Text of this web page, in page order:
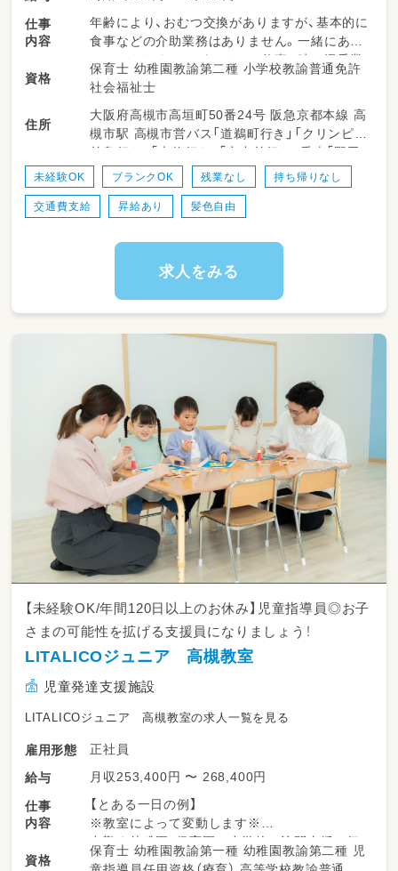
仕事
内容
年齢により、おむつ交換がありますが、基本的に
食事などの介助業務はありません。一緒にあそ
んでいただくことがメインの仕事。時々添乗業
務。
資格
保育士 幼稚園教諭第二種 小学校教諭普通免許
社会福祉士
住所
大阪府高槻市高垣町50番24号 阪急京都本線 高
槻市駅 高槻市営バス「道鵜町行き」「クリンピア
前島行き」「上牧行き」「六中前行き」乗車「野田」
バス停下車徒歩5分 「安満遺跡公園経由前島行
き」乗車「高垣町」バス停下車徒歩5分
未経験OK ブランクOK 残業なし 持ち帰りなし
交通費支給 昇給あり 髪色自由
求人をみる
【未経験OK/年間120日以上のお休み】児童指導員◎お子
さまの可能性を拡げる支援員になりましょう！
LITALICOジュニア 高槻教室
児童発達支援施設
LITALICOジュニア 高槻教室の求人一覧を見る
雇用形態
正社員
給与
月収253,400円 〜 268,400円
仕事
内容
【とある一日の例】
※教室によって変動します※
出勤｜幼稚園・保育園や小学校に訪問支援に行
ってから教室に出勤することもあります。
資格
保育士 幼稚園教諭第一種 幼稚園教諭第二種 児